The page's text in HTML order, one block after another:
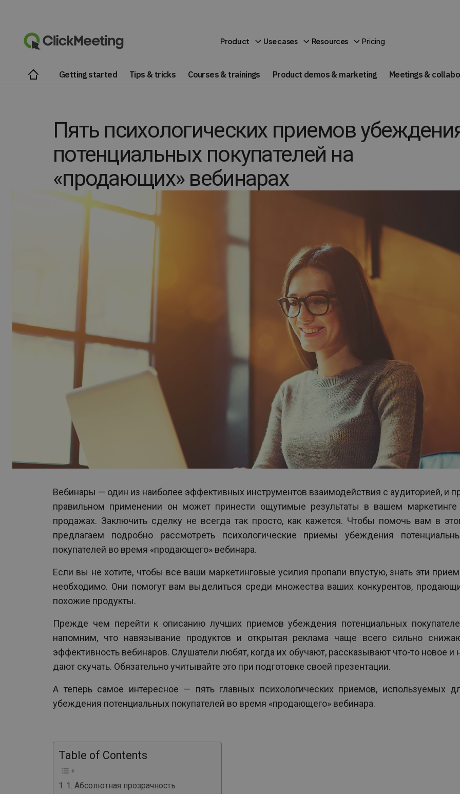
Product Use cases Resources Pricing
Getting started Tips & tricks Courses & trainings Product demos & marketing Meetings &
Пять психологических приемов
потенциальных покупателей на
«продающих» вебинарах
Вебинары — один из наиболее эффективных инструментов взаимодействия с аудиторией, и
правильном применении он может принести ощутимые результаты в вашем маркетинге
продажах. Заключить сделку не всегда так просто, как кажется. Чтобы помочь вам в
предлагаем подробно рассмотреть психологические приемы убеждения
покупателей во время «продающего» вебинара.
Если вы не хотите, чтобы все ваши маркетинговые усилия пропали впустую, знать эти
необходимо. Они помогут вам выделиться среди множества ваших конкурентов,
похожие продукты.
Прежде чем перейти к описанию лучших приемов убеждения потенциальных
напомним, что навязывание продуктов и открытая реклама чаще всего сильно
эффективность вебинаров. Слушатели любят, когда их обучают, рассказывают что-то новое и
дают скучать. Обязательно учитывайте это при подготовке своей презентации.
А теперь самое интересное — пять главных психологических приемов, используемых
убеждения потенциальных покупателей во время «продающего» вебинара.
Table of Contents
1. Абсолютная прозрачность